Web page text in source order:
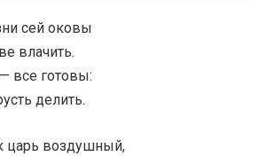
сей оковы
влачить.
все готовы:
делить.
царь воздушный,